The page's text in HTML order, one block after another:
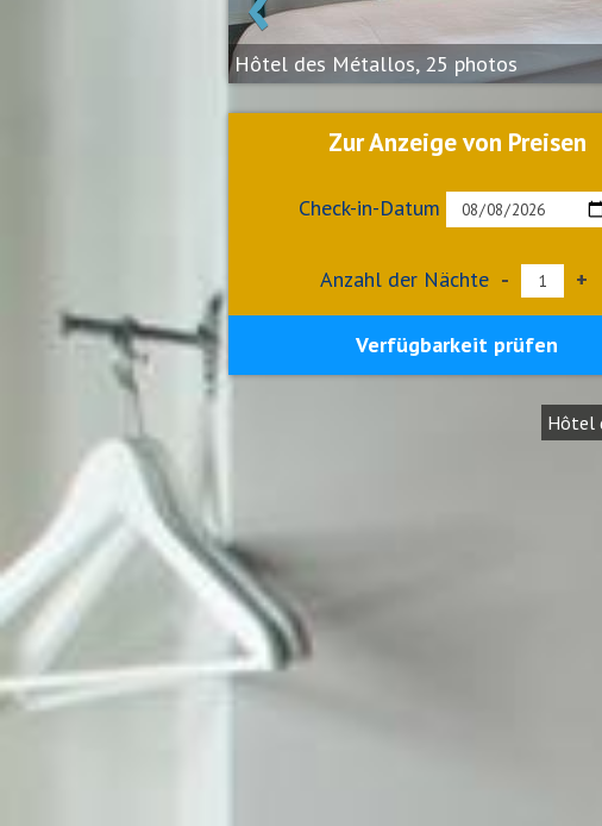
Hôtel des Métallos, 25 photos
Zur Anzeige von Preisen
Check-in-Datum
Anzahl der Nächte - +
Verfügbarkeit prüfen
Hôtel